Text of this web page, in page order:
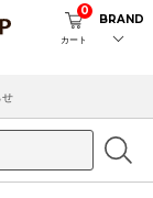
カート
0
BRAND